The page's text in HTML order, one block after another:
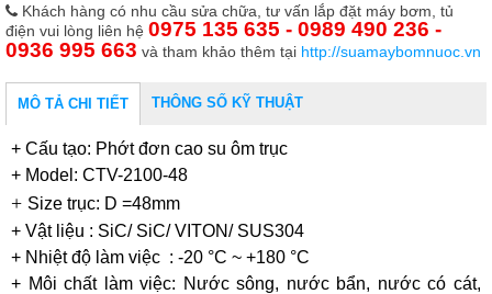
Khách hàng có nhu cầu sửa chữa, tư vấn lắp đặt máy bơm, tủ
điện vui lòng liên hệ 0975 135 635 - 0989 490 236 -
0936 995 663 và tham khảo thêm tại http://suamaybomnuoc.vn
MÔ TẢ CHI TIẾT THÔNG SỐ KỸ THUẬT
+ Cấu tạo: Phớt đơn cao su ôm trục
+ Model: CTV-2100-48
+ Size trục: D =48mm
+ Vật liệu : SiC/ SiC/ VITON/ SUS304
+ Nhiệt độ làm việc : -20 °C ~ +180 °C
+ Môi chất làm việc: Nước sông, nước bẩn, nước có cát,